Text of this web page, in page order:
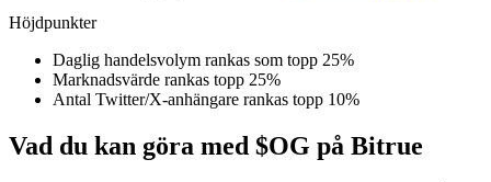
Höjdpunkter
Daglig handelsvolym rankas som topp 25%
Marknadsvärde rankas topp 25%
Antal Twitter/X-anhängare rankas topp 10%
Vad du kan göra med $OG på Bitrue